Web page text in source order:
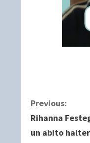
C
o
Previous:
Rihanna
un abito halter